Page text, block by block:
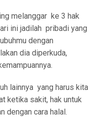
melanggar ke 3 hak
ini jadilah pribadi yang
dengan
dia diperkuda,
lainnya yang harus kita
ketika sakit, hak untuk
dengan cara halal.